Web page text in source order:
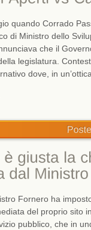
quando Corrado
di Ministro dello
che il
legislatura.
dove, in
Fornero ha
del proprio sito
pubblico, che in